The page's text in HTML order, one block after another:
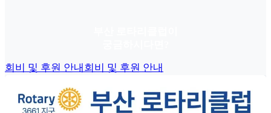
회비 및 후원 안내회비 및 후원 안내